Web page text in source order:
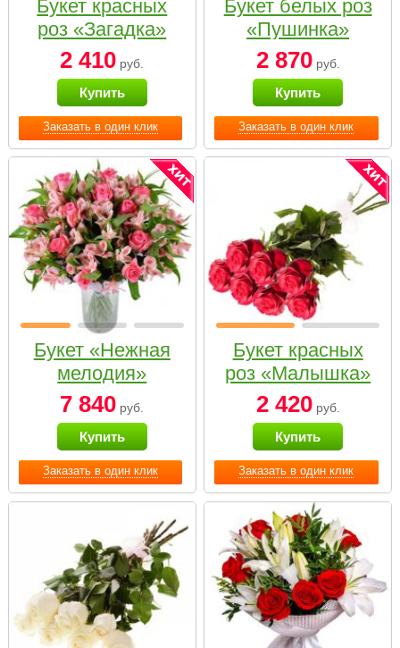
Заказать в один клик
Букет красных
роз «Загадка»
2 410 руб.
Купить
Заказать в один клик
Букет белых роз
«Пушинка»
2 870руб.
Купить
Заказать в один клик
Букет «Нежная
мелодия»
7 840 руб.
Купить
Заказать в один клик
Букет красных
роз «Малышка»
2 420руб.
Купить